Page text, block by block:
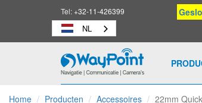
Tel:+32-11-426399
NL
Waypoint
-
Home Producten Accessoires
22mm